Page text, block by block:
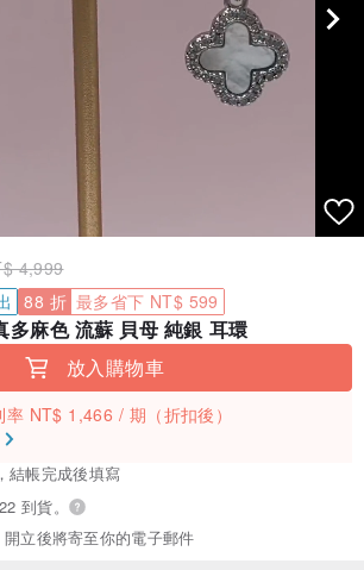
4,999
88 折 最多省下 NT$ 599
多麻色 流蘇 貝母 純銀 耳環
放入購物車
率 NT$ 1,466 / 期 （折扣後）
，結帳完成後填寫
到貨。
立後將寄至你的電子郵件